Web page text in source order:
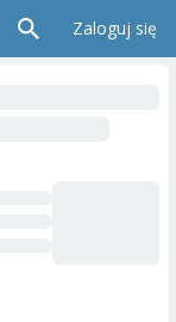
Zaloguj się